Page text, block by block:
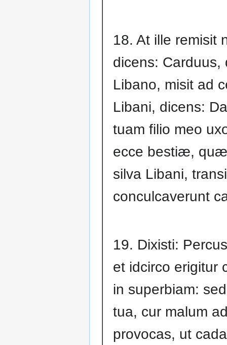
18. At ille remisit
dicens: Carduus,
Libano, misit ad
Libani, dicens:
tuam filio meo
ecce bestiæ,
silva Libani,
conculcaverunt
19. Dixisti:
et idcirco erigitur
in superbiam:
tua, cur malum
provocas, ut